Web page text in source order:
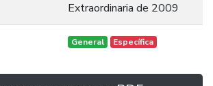
Extraordinaria de 2009
General Específica